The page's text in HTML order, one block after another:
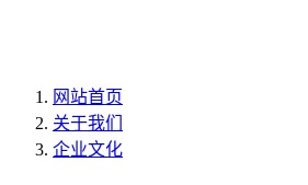
网站首页
关于我们
企业文化